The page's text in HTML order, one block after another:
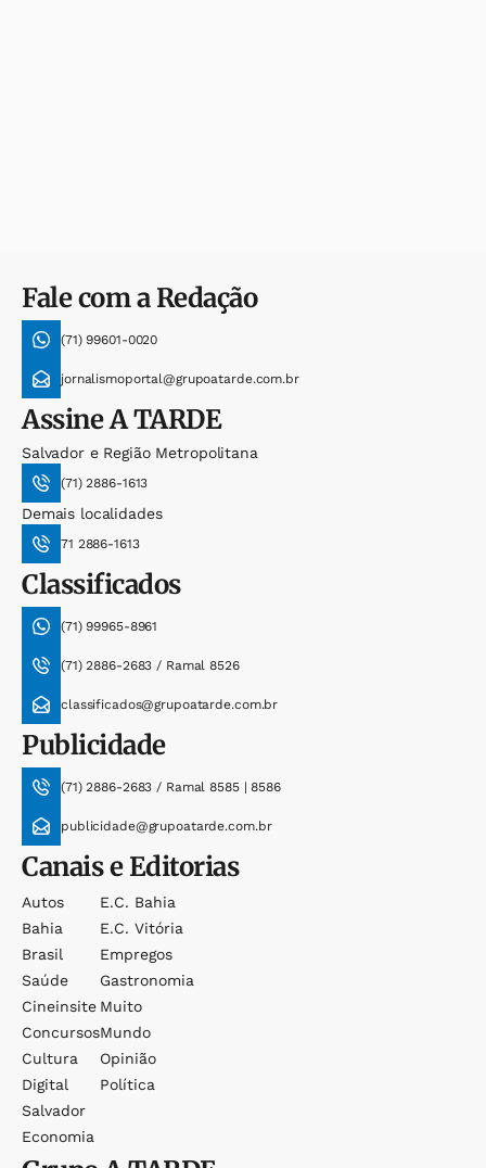
Fale com a Redação
(71) 99601-0020
jornalismoportal@grupoatarde.com.br
AssineA TARDE
Salvador e Região Metropolitana
(71) 2886-1613
Demais localidades
71 2886-1613
Classificados
(71) 99965-8961
(71) 2886-2683 / Ramal 8526
classificados@grupoatarde.com.br
Publicidade
(71) 2886-2683 / Ramal 8585 | 8586
publicidade@grupoatarde.com.br
Canais e Editorias
Autos
Bahia
Brasil
Saúde
Cineinsite
Concursos
Cultura
Digital
Salvador
Economia
E.c. Bahia
E.c. Vitória
Empregos
Gastronomia
Muito
Mundo
Opinião
Política